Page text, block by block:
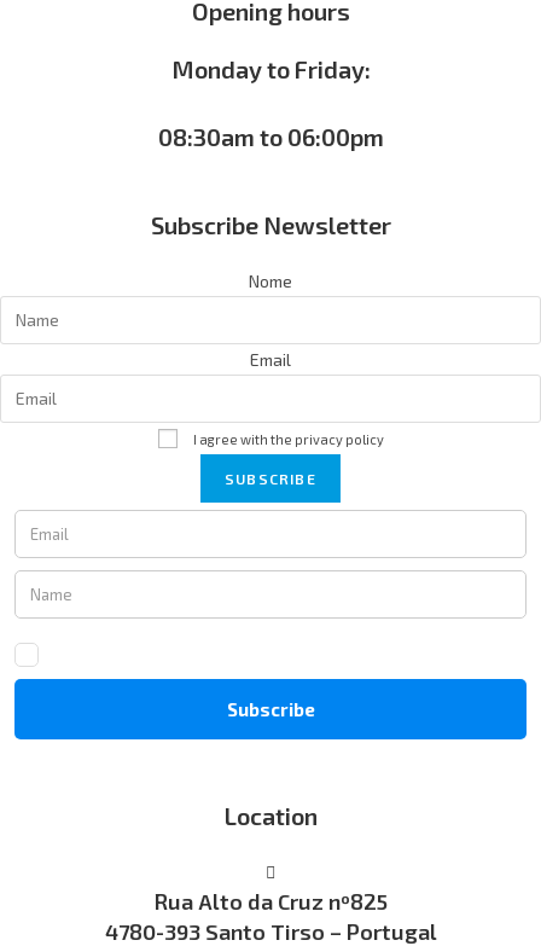
Opening hours
Monday to Friday:
08:30am to 06:00pm
Subscribe Newsletter
Nome
Email
I agree with the privacy policy
SUBSCRIBE
Location
Rua Alto da Cruz nº825
4780-393 Santo Tirso – Portugal